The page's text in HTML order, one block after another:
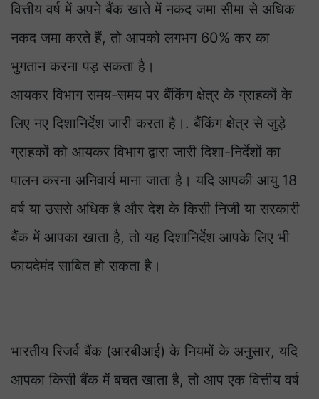
वित्तीय वर्ष में अपने बैंक खाते में नकद जमा सीमा से अधिक
नकद जमा करते हैं, तो आपको लगभग 60% कर का
भुगतान करना पड़ सकता है।
आयकर विभाग समय-समय पर बैंकिंग क्षेत्र के ग्राहकों के
लिए नए दिशानिर्देश जारी करता है।. बैंकिंग क्षेत्र से जुड़े
ग्राहकों को आयकर विभाग द्वारा जारी दिशा-निर्देशों का
पालन करना अनिवार्य माना जाता है। यदि आपकी आयु 18
वर्ष या उससे अधिक है और देश के किसी निजी या सरकारी
बैंक में आपका खाता है, तो यह दिशानिर्देश आपके लिए भी
फायदेमंद साबित हो सकता है।
भारतीय रिजर्व बैंक (आरबीआई) के नियमों के अनुसार, यदि
आपका किसी बैंक में बचत खाता है, तो आप एक वित्तीय वर्ष